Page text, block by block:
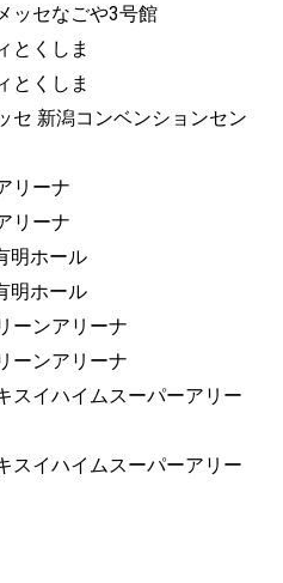
ッセなごや3号館
とくしま
とくしま
セ 新潟コンベンションセン
リーナ
リーナ
明ホール
明ホール
ーンアリーナ
ーンアリーナ
スイハイムスーパーアリー
スイハイムスーパーアリー